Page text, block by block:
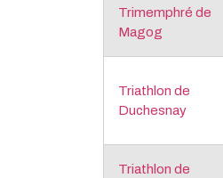
Trimemphré de
Magog
Triathlon de
Duchesnay
Triathlon de